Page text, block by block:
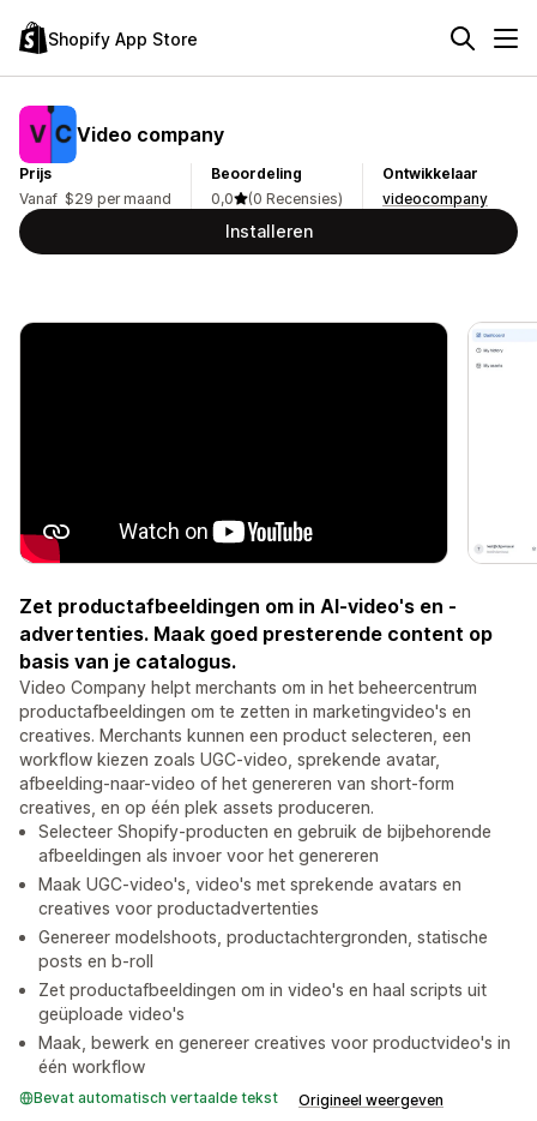
Shopify App Store
Video company
Prijs
Vanaf $29 per maand
Beoordeling
0,0
(0 Recensies)
Ontwikkelaar
videocompany
Installeren
Zet productafbeeldingen om in AI-video's en -
advertenties. Maak goed presterende content op
basis van je catalogus.
Video Company helpt merchants om in het beheercentrum
productafbeeldingen om te zetten in marketingvideo's en
creatives. Merchants kunnen een product selecteren, een
workflow kiezen zoals UGC-video, sprekende avatar,
afbeelding-naar-video of het genereren van short-form
creatives, en op één plek assets produceren.
Selecteer Shopify-producten en gebruik de bijbehorende
afbeeldingen als invoer voor het genereren
Maak UGC-video's, video's met sprekende avatars en
creatives voor productadvertenties
Genereer modelshoots, productachtergronden, statische
posts en b-roll
Zet productafbeeldingen om in video's en haal scripts uit
geüploade video's
Maak, bewerk en genereer creatives voor productvideo's in
één workflow
Bevat automatisch vertaalde tekst Origineel weergeven